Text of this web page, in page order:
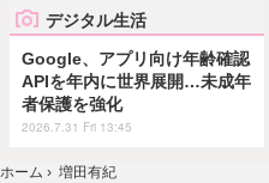
デジタル生活
Google、アプリ向け年齢確認
APIを年内に世界展開…未成年
者保護を強化
2026.7.31 Fri 13:45
ホーム › 増田有紀